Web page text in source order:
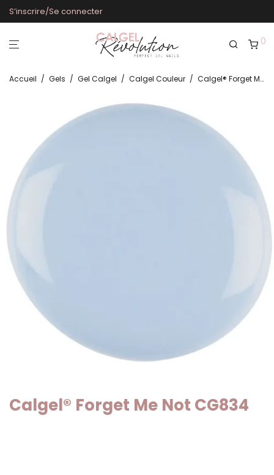
S’inscrire/Se connecter
0
Accueil / Gels / Gel Calgel / Calgel Couleur / Calgel® Forget Me Not CG834
Calgel® Forget Me Not CG834